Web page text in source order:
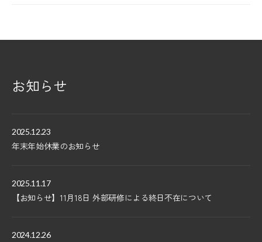
お知らせ
2025.12.23
年末年始休業のお知らせ
2025.11.17
【お知らせ】11月18日 外部研修による終日不在について
2024.12.26